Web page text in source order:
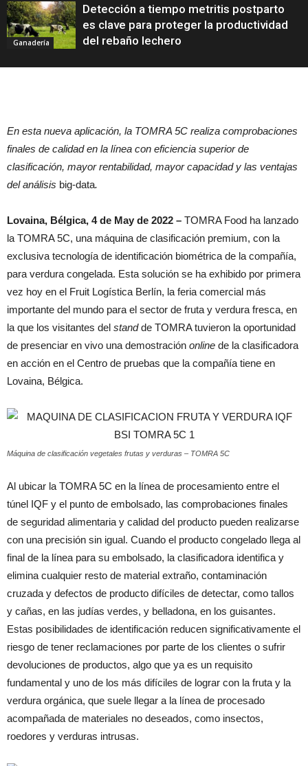
Ganadería
Detección a tiempo metritis postparto
es clave para proteger la productividad
del rebaño lechero
En esta nueva aplicación, la TOMRA 5C realiza comprobaciones
finales de calidad en la línea con eficiencia superior de
clasificación, mayor rentabilidad, mayor capacidad y las ventajas
del análisis big-data.
Lovaina, Bélgica, 4 de May de 2022 – TOMRA Food ha lanzado
la TOMRA 5C, una máquina de clasificación premium, con la
exclusiva tecnología de identificación biométrica de la compañía,
para verdura congelada. Esta solución se ha exhibido por primera
vez hoy en el Fruit Logística Berlín, la feria comercial más
importante del mundo para el sector de fruta y verdura fresca, en
la que los visitantes del standde TOMRA tuvieron la oportunidad
de presenciar en vivo una demostración online de la clasificadora
en acción en el Centro de pruebas que la compañía tiene en
Lovaina, Bélgica.
Máquina de clasificación vegetales frutas y verduras – TOMRA 5C
Al ubicar la TOMRA 5C en la línea de procesamiento entre el
túnel IQF y el punto de embolsado, las comprobaciones finales
de seguridad alimentaria y calidad del producto pueden realizarse
con una precisión sin igual. Cuando el producto congelado llega al
final de la línea para su embolsado, la clasificadora identifica y
elimina cualquier resto de material extraño, contaminación
cruzada y defectos de producto difíciles de detectar, como tallos
y cañas, en las judías verdes, y belladona, en los guisantes.
Estas posibilidades de identificación reducen significativamente el
riesgo de tener reclamaciones por parte de los clientes o sufrir
devoluciones de productos, algo que ya es un requisito
fundamental y uno de los más difíciles de lograr con la fruta y la
verdura orgánica, que suele llegar a la línea de procesado
acompañada de materiales no deseados, como insectos,
roedores y verduras intrusas.